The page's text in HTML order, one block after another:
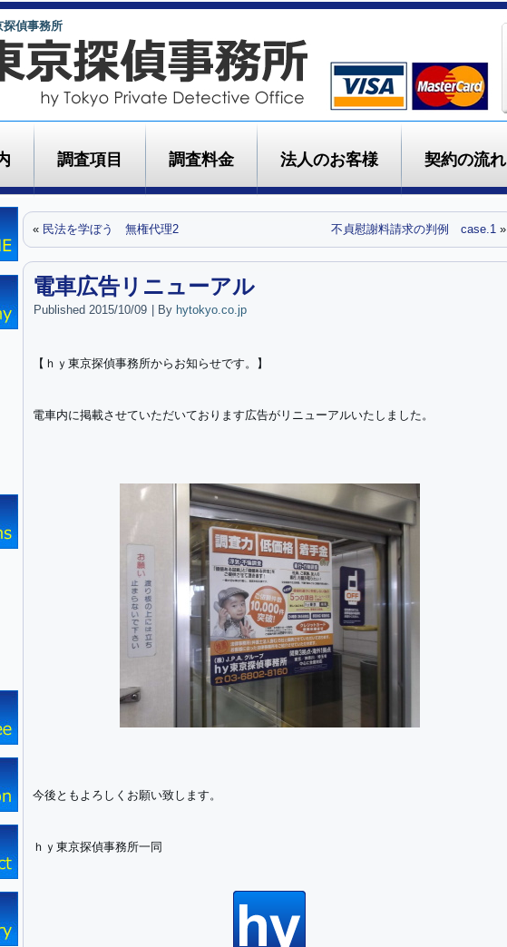
探偵事務所
調査項目 調査料金 法人のお客様 契約の流れ
« 民法を学ぼう 無権代理2 不貞慰謝料請求の判例 case.1 »
電車広告リニューアル
Published 2015/10/09 By hytokyo.co.jp
【ｈｙ東京探偵事務所からお知らせです。】
電車内に掲載させていただいております広告がリニューアルいたしました。
今後ともよろしくお願い致します。
ｈｙ東京探偵事務所一同